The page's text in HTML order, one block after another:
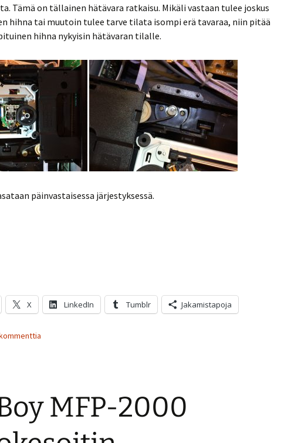
Tämä on tällainen hätävara ratkaisu. Mikäli vastaan tulee joskus
hihna tai muutoin tulee tarve tilata isompi erä tavaraa, niin pitää
hihna nykyisin hätävaran tilalle.
päinvastaisessa järjestyksessä.
X LinkedIn Tumblr Jakamistapoja
MFP-2000